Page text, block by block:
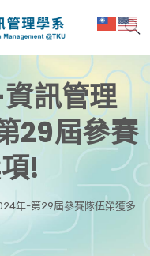
訊管理
29屆參賽
!
年-第29屆參賽隊伍榮獲多